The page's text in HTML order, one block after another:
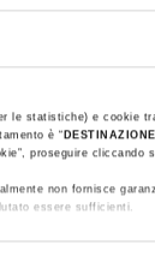
le statistiche) e cookie
è “
proseguire cliccando
non fornisce
essere sufficienti.
qui:Cookie Policy